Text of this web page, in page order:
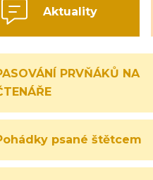
Aktuality
PRVŇÁKŮ NA
psané štětcem